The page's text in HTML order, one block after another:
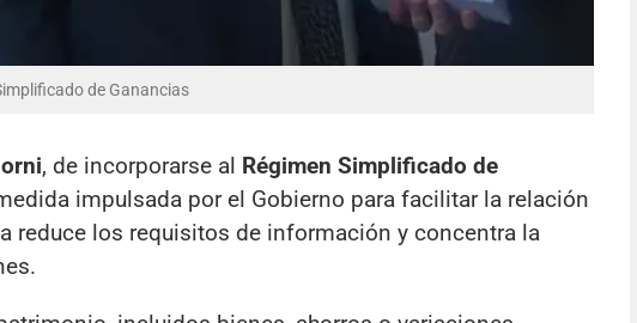
de Ganancias
, de incorporarse al Régimen Simplificado de
impulsada por el Gobierno para facilitar la relación
reduce los requisitos de información y concentra la